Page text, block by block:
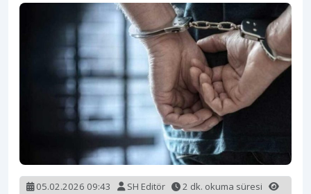
05.02.2026 09:43 SH Editör
2 dk. okuma süresi